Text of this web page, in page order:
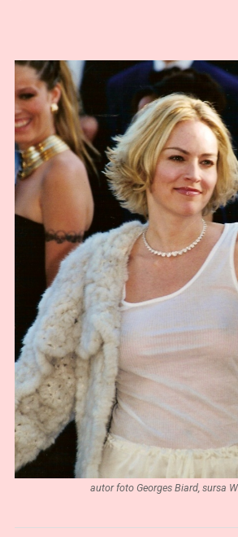
autor foto Georges Biard, sursa